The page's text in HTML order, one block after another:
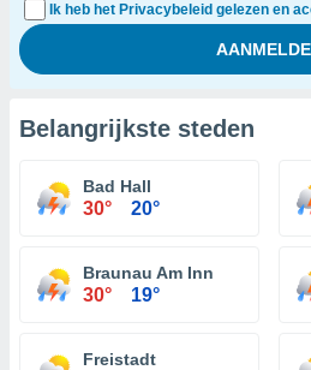
Ik heb het Privacybeleid gelezen en
Belangrijkste steden
Bad Hall
30° 20°
Braunau Am Inn
30° 19°
Freistadt